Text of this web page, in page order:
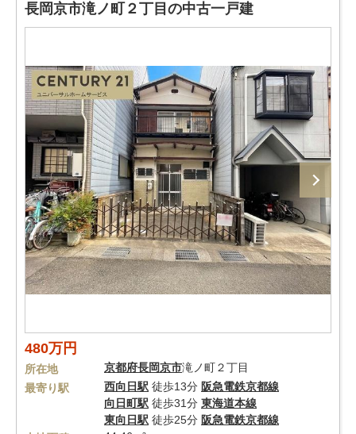
長岡京市滝ノ町２丁目の中古一戸建
480万円
所在地 京都府長岡京市滝ノ町２丁目
最寄り駅
西向日駅 徒歩13分 阪急電鉄京都線
向日町駅 徒歩31分 東海道本線
東向日駅 徒歩25分 阪急電鉄京都線